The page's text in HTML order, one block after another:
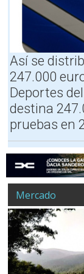
Así se
247.000
Deportes
destina
pruebas en
Mercado